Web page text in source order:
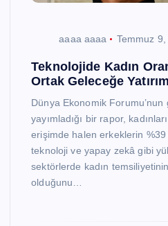
aaaa aaaa Temmuz
Teknolojide Kadın
Ortak Geleceğe Yatırım
Dünya Ekonomik
yayımladığı bir rapor,
erişimde halen erkeklerin %39
teknoloji ve yapay zekâ gibi
sektörlerde kadın
olduğunu…